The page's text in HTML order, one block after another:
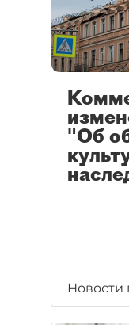
"Об
Новости